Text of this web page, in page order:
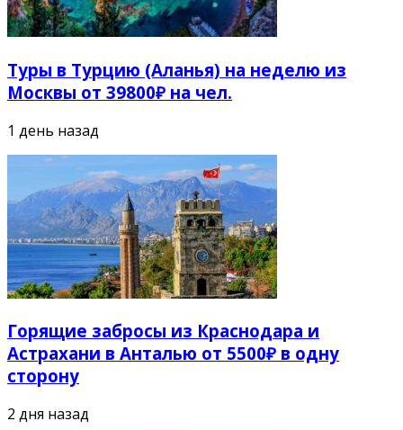
Туры в Турцию (Аланья) на неделю из
Москвы от 39800₽ на чел.
1 день назад
Горящие забросы из Краснодара и
Астрахани в Анталью от 5500₽ в одну
сторону
2 дня назад